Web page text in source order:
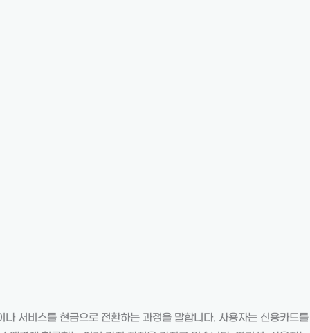
서비스를 현금으로 전환하는 과정을 말합니다. 사용자는 신용카드를